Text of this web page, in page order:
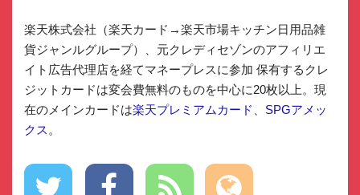
楽天株式会社（楽天カード→楽天市場キッチン日用品雑
貨ジャンルグループ）、元クレディセゾンのアフィリエ
イト広告代理店を経てマネープレスに参加 保有するクレ
ジットカードは変会費無料のものを中心に20枚以上。現
在のメインカードは楽天プレミアムカード
SPGアメッ
クス 。